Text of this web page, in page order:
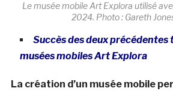
Le musée mobile Art Explora utilisé
2024. Photo : Gareth
Succès des deux précédentes
musées mobiles Art Explora
La création d’un musée mobile